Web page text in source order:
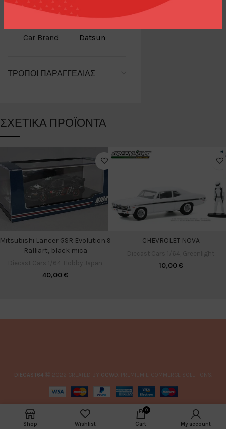
Brand
Car Brand Datsun
ΤΡΌΠΟΙ ΠΑΡΑΓΓΕΛΊΑΣ
ΣΧΕΤΙΚΆ ΠΡΟΪΌΝΤΑ
Mitsubishi Lancer GSR Evolution 9
Ralliart, black mica
40,00€
CHEVROLET NOVA
10,00€
DIECAST64 2022 CREATED BY GCWD . PREMIUM E-COMMERCE SOLUTIONS.
Shop Wishlist
0
Cart My account